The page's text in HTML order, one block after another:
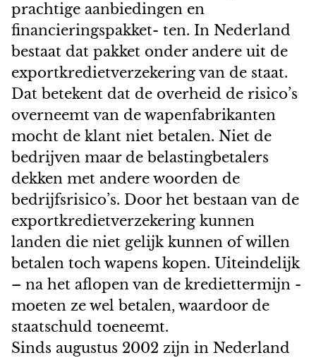
prachtige aanbiedingen en
financieringspakket- ten. In Nederland
bestaat dat pakket onder andere uit de
exportkredietverzekering van de staat.
Dat betekent dat de overheid de risico’s
overneemt van de wapenfabrikanten
mocht de klant niet betalen. Niet de
bedrijven maar de belastingbetalers
dekken met andere woorden de
bedrijfsrisico’s. Door het bestaan van de
exportkredietverzekering kunnen
landen die niet gelijk kunnen of willen
betalen toch wapens kopen. Uiteindelijk
– na het aflopen van de krediettermijn -
moeten ze wel betalen, waardoor de
staatschuld toeneemt.
Sinds augustus 2002 zijn in Nederland